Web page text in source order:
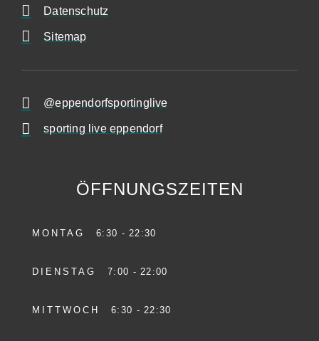
Datenschutz
Sitemap
@eppendorfsportinglive
sporting live eppendorf
ÖFFNUNGSZEITEN
MONTAG 6:30 - 22:30
DIENSTAG 7:00 - 22:00
MITTWOCH 6:30 - 22:30